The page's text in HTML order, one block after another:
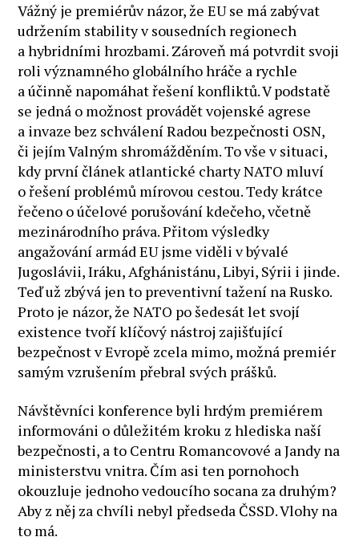
Vážný je premiérův názor, že EU se má zabývat
udržením stability v sousedních regionech
a hybridními hrozbami. Zároveň má potvrdit svoji
roli významného globálního hráče a rychle
a účinně napomáhat řešení konfliktů. V podstatě
se jedná o možnost provádět vojenské agrese
a invaze bez schválení Radou bezpečnosti OSN,
či jejím Valným shromážděním. To vše v situaci,
kdy první článek atlantické charty NATO mluví
o řešení problémů mírovou cestou. Tedy krátce
řečeno o účelové porušování kdečeho, včetně
mezinárodního práva. Přitom výsledky
angažování armád EU jsme viděli v bývalé
Jugoslávii, Iráku, Afghánistánu, Libyi, Sýrii i jinde.
Teď už zbývá jen to preventivní tažení na Rusko.
Proto je názor, že NATO po šedesát let svojí
existence tvoří klíčový nástroj zajišťující
bezpečnost v Evropě zcela mimo, možná premiér
samým vzrušením přebral svých prášků.
Návštěvníci konference byli hrdým premiérem
informováni o důležitém kroku z hlediska naší
bezpečnosti, a to Centru Romancovové a Jandy na
ministerstvu vnitra. Čím asi ten pornohoch
okouzluje jednoho vedoucího socana za druhým?
Aby z něj za chvíli nebyl předseda ČSSD. Vlohy na
to má.